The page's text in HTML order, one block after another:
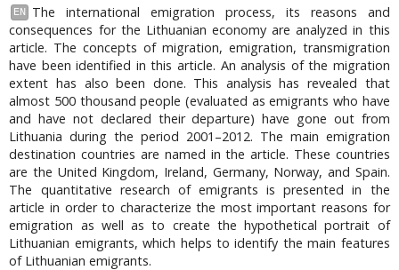
EN
The international emigration process, its reasons and
consequences for the Lithuanian economy are analyzed in this
article. The concepts of migration, emigration, transmigration
have been identified in this article. An analysis of the migration
extent has also been done. This analysis has revealed that
almost 500 thousand people (evaluated as emigrants who have
and have not declared their departure) have gone out from
Lithuania during the period 2001–2012. The main emigration
destination countries are named in the article. These countries
are the United Kingdom, Ireland, Germany, Norway, and Spain.
The quantitative research of emigrants is presented in the
article in order to characterize the most important reasons for
emigration as well as to create the hypothetical portrait of
Lithuanian emigrants, which helps to identify the main features
of Lithuanian emigrants.